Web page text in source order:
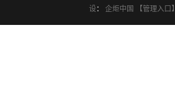
设： 企炬中国 【管理入口】